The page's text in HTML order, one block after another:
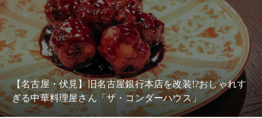
【名古屋・伏見】旧名古屋銀行本店を改装!?おしゃれす
ぎる中華料理屋さん「ザ・コンダーハウス」